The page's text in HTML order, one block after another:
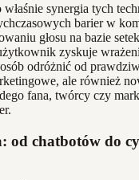
synergia tych
barier w
głosu na bazie
zyskuje
odróżnić od
ale również
fana, twórcy czy
od chatbotów do